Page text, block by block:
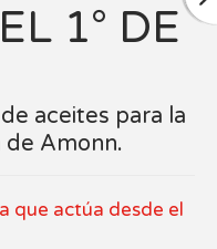
VOC
dentro
y adopta